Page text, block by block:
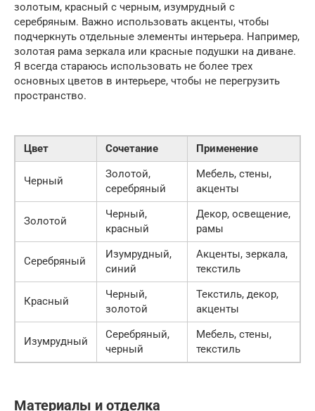
золотым, красный с черным, изумрудный с
серебряным. Важно использовать акценты, чтобы
подчеркнуть отдельные элементы интерьера. Например,
золотая рама зеркала или красные подушки на диване.
Я всегда стараюсь использовать не более трех
основных цветов в интерьере, чтобы не перегрузить
пространство.
Цвет Сочетание Применение
Черный
Золотой,
серебряный
Мебель, стены,
акценты
Золотой
Черный,
красный
Декор, освещение,
рамы
Серебряный
Изумрудный,
синий
Акценты, зеркала,
текстиль
Красный
Черный,
золотой
Текстиль, декор,
акценты
Изумрудный
Серебряный,
черный
Мебель, стены,
текстиль
Материалы и отделка